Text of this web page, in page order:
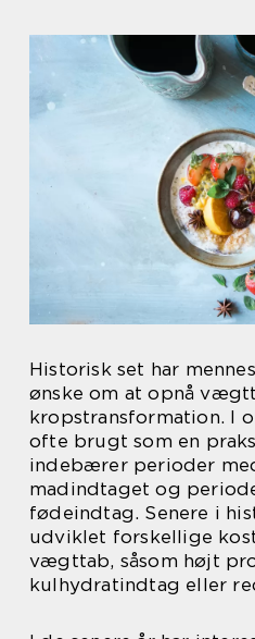
Historisk set har
ønske om at opnå
kropstransformation. I
ofte brugt som en
indebærer perioder
madindtaget og
fødeindtag. Senere i
udviklet forskellige
vægttab, såsom højt
kulhydratindtag eller